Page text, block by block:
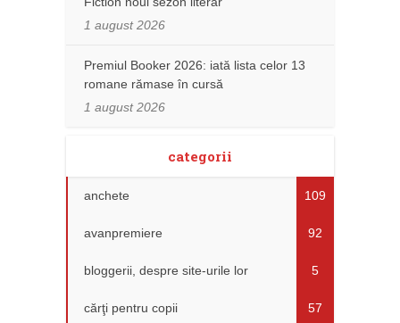
1 august 2026
Premiul Booker 2026: iată lista celor 13
romane rămase în cursă
1 august 2026
categorii
anchete 109
avanpremiere 92
bloggerii, despre site-urile lor 5
cărţi pentru copii 57